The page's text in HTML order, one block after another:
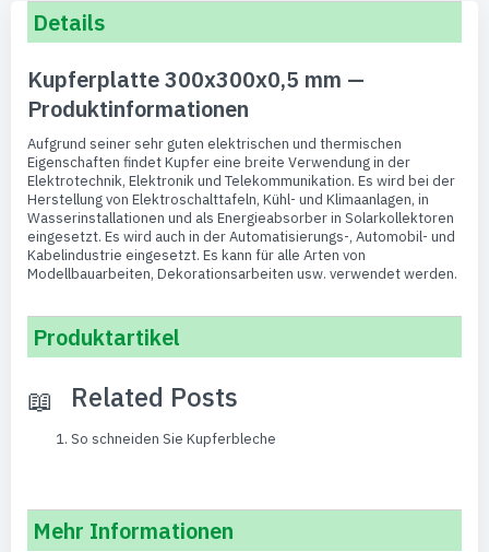
Details
Kupferplatte 300x300x0,5 mm —
Produktinformationen
Aufgrund seiner sehr guten elektrischen und thermischen
Eigenschaften findet Kupfer eine breite Verwendung in der
Elektrotechnik, Elektronik und Telekommunikation. Es wird bei der
Herstellung von Elektroschalttafeln, Kühl- und Klimaanlagen, in
Wasserinstallationen und als Energieabsorber in Solarkollektoren
eingesetzt. Es wird auch in der Automatisierungs-, Automobil- und
Kabelindustrie eingesetzt. Es kann für alle Arten von
Modellbauarbeiten, Dekorationsarbeiten usw. verwendet werden.
Produktartikel
Related Posts
So schneiden Sie Kupferbleche
Mehr Informationen